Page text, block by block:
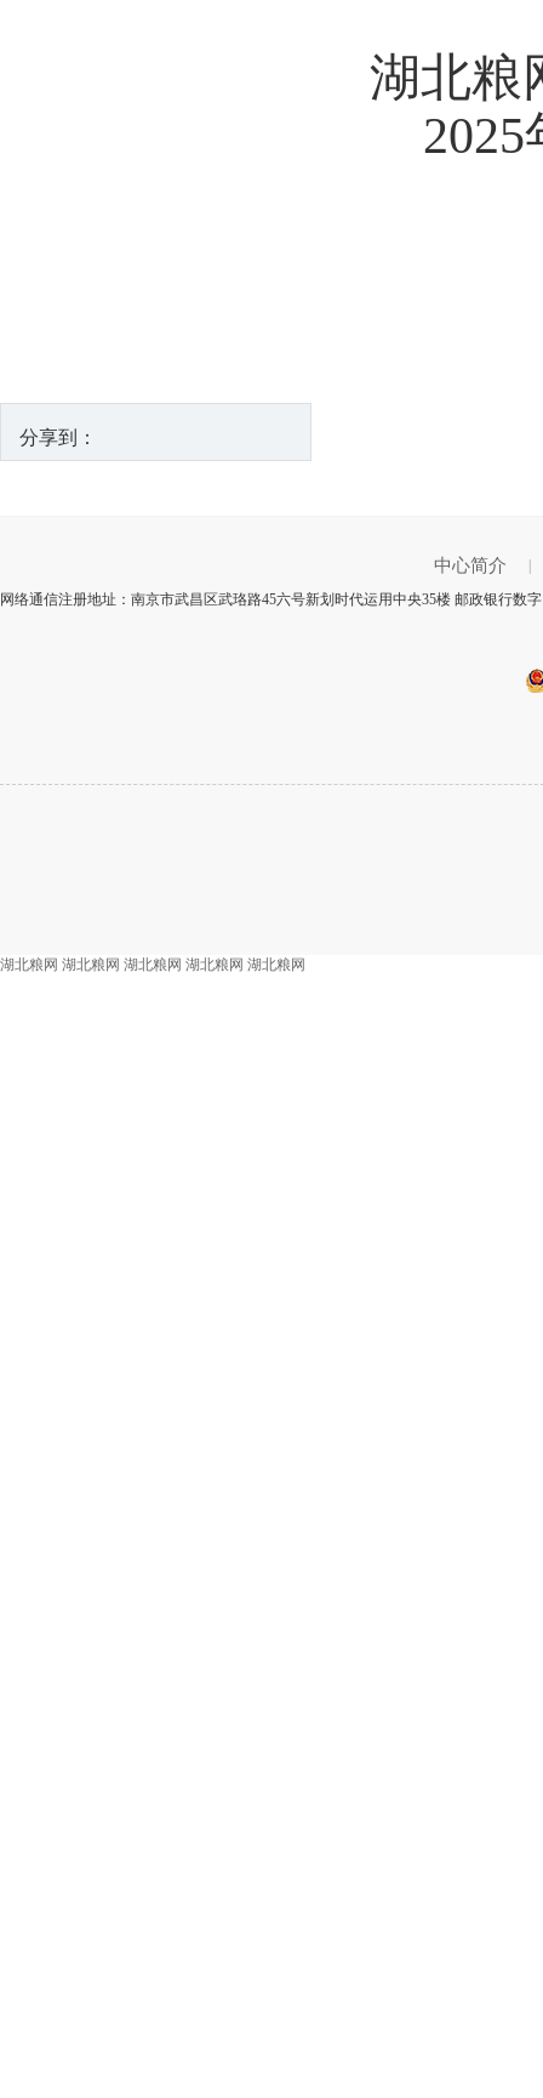
湖北粮
2025
分享到：
中心简介
网络通信注册地址：南京市武昌区武珞路45六号新划时代运用中央35楼 邮政银行数
湖北粮网 湖北粮网 湖北粮网 湖北粮网 湖北粮网